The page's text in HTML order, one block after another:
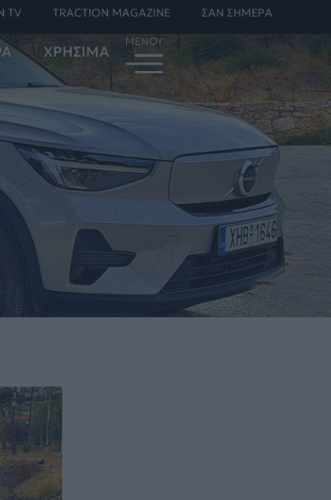
TV TRACTION MAGAZINE ΣΑΝ ΣΗΜΕΡΑ
ΧΡΗΣΙΜΑ